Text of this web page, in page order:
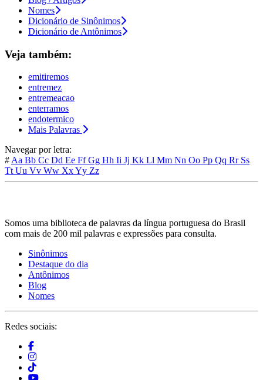
Nomes
Dicionário de Sinônimos
Dicionário de Antônimos
Veja também:
emitiremos
entremez
entremeacao
enterramos
endotermico
Mais Palavras
Navegar por letra:
# Aa Bb Cc Dd Ee FfGg Hh Ii Jj Kk Ll Mm Nn Oo Pp Qq Rr Ss
Tt Uu Vv Ww XxYy Zz
Somos uma biblioteca de palavras da língua portuguesa do Brasil
com mais de 200 mil palavras e expressões para consulta.
Sinônimos
Destaque do dia
Antônimos
Blog
Nomes
Redes sociais: